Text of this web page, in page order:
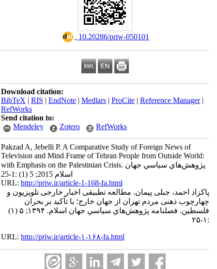
‎ 10.20286/priw-050101
Download citation:
BibTeX|RIS|EndNote|Medlars|ProCite|Reference Manager
RefWorks
Send citation to:
Mendeley
Zotero RefWorks
Pakzad A, Jebelli P. A Comparative Study of Foreign News of
Television and Mind Frame of Tehran People from Outside World:
with Emphasis on the Palestinian Crisis. پژوهش‌هاي سياسي جهان
اسلام 2015; 5 (1) :1-25
URL:http://priw.ir/article-1-168-fa.html
پاکزاد احمد، جبلی پیمان. مطالعه تطبیقی اخبار خارجی تلویزیون و
چهارچوب ذهنی مردم تهران از جهان خارج؛ با تأکید بر بحران
فلسطین. فصلنامه پژوهش‌هاي سياسي جهان اسلام. ۱۳۹۴; ۵ (۱)
URL:http://priw.ir/article-۱-۱۶۸-fa.html